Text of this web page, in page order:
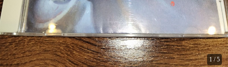
1 /5